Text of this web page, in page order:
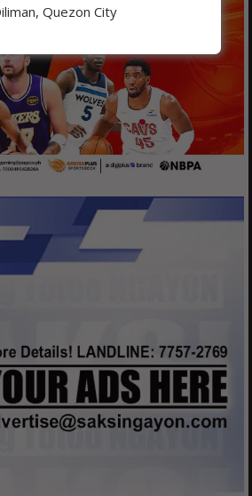
Quezon City